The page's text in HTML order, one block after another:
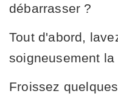
débarrasser ?
Tout d'abord,
soigneusement la
Froissez